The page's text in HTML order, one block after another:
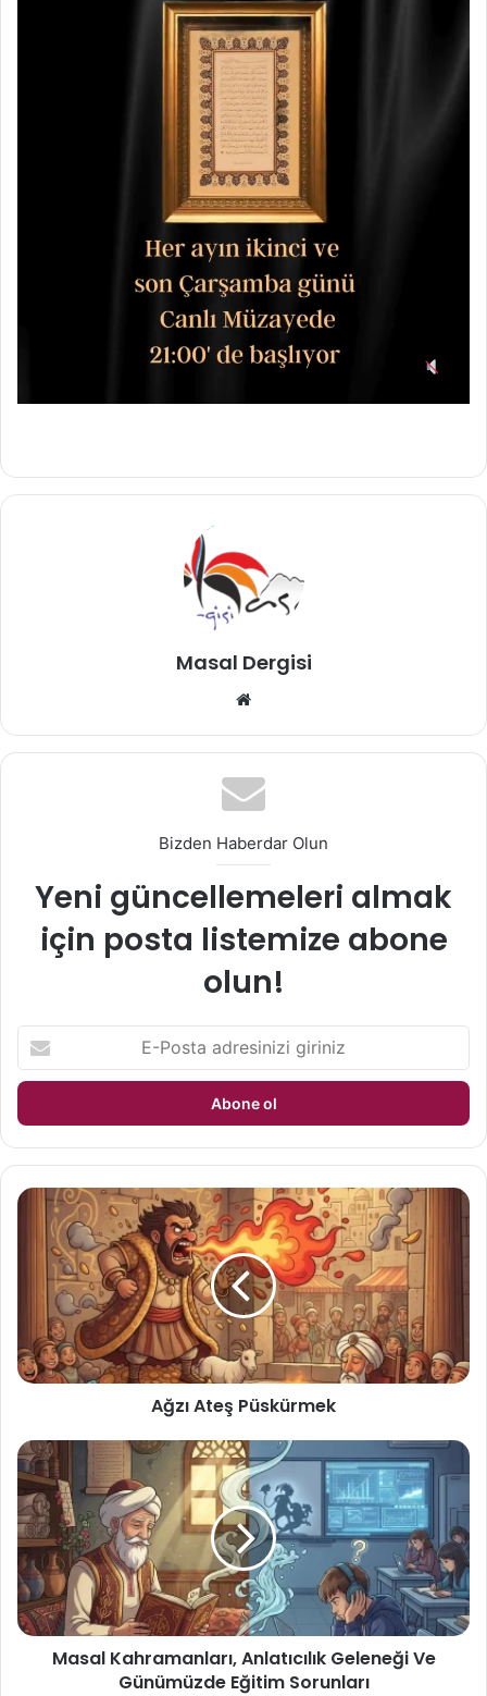
Masal Dergisi
Bizden Haberdar Olun
Yeni güncellemeleri almak
için posta listemize abone
olun!
Posta
adresinizi
Ağzı
Püskürmek
Ağzı Ateş Püskürmek
Masal
Kahramanları,
Anlatıcılık
Geleneği
Ve
Günümüzde
Eğitim
Sorunları
Masal Kahramanları, Anlatıcılık Geleneği Ve
Günümüzde Eğitim Sorunları